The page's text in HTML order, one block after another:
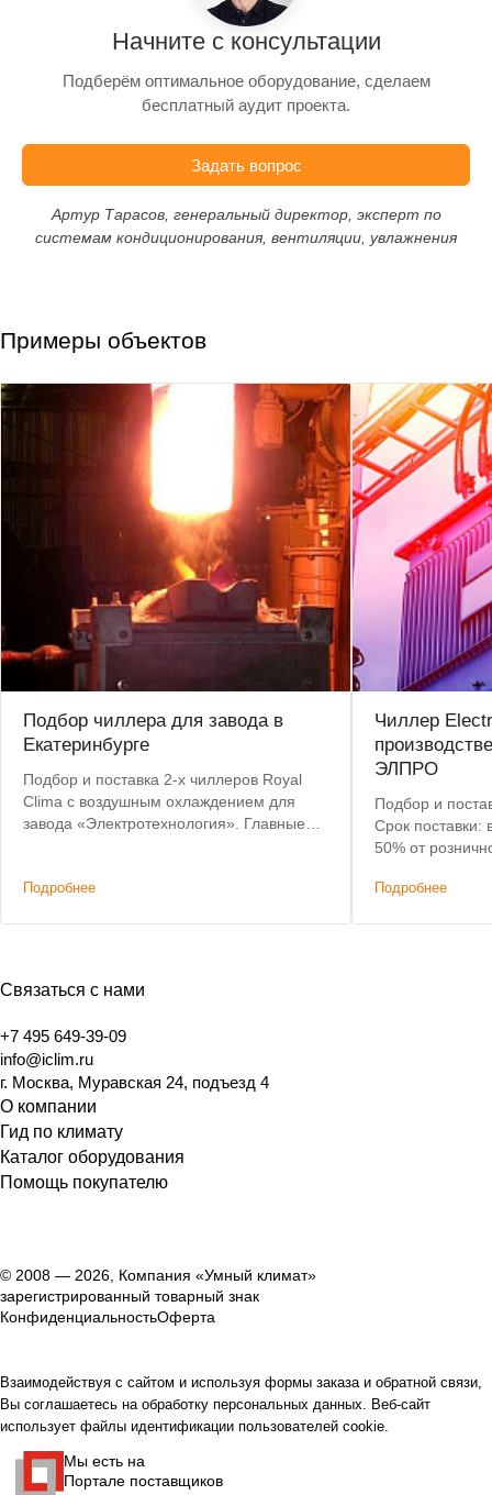
Начните с консультации
Подберём оптимальное оборудование, сделаем
бесплатный аудит проекта.
Задать вопрос
Артур Тарасов, генеральный директор, эксперт по
системам кондиционирования, вентиляции, увлажнения
Примеры объектов
Подбор чиллера для завода в
Екатеринбурге
Подбор и поставка 2-х чиллеров Royal
Clima с воздушным охлаждением для
завода «Электротехнология». Главные
Подробнее
Чиллер
ЭЛПРО
Подбор и
Срок поставки:
50% от
Подробнее
Связаться с нами
+7 495 649-39-09
info@iclim.ru
г. Москва, Муравская 24, подъезд 4
О компании
Гид по климату
Каталог оборудования
Помощь покупателю
© 2008 — 2026, Компания «Умный климат»
зарегистрированный товарный знак
КонфиденциальностьОферта
Взаимодействуя с сайтом и используя формы заказа и обратной связи,
Вы соглашаетесь на обработку персональных данных. Веб-сайт
использует файлы идентификации пользователей cookie.
Мы есть на
Портале поставщиков